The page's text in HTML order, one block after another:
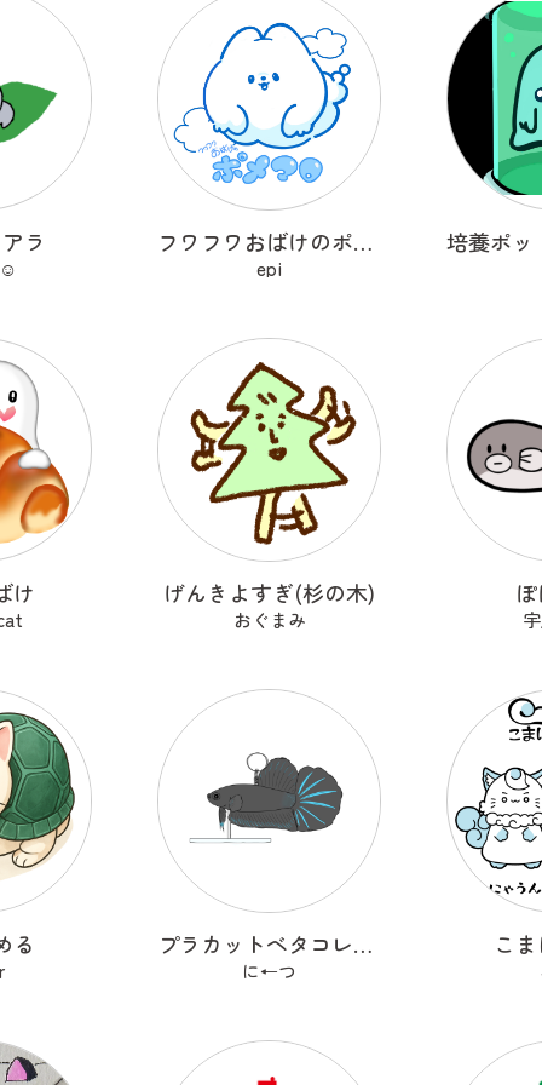
ラ フワフワおばけのポメマロ
epi
け げんきよすぎ(杉の木)
おぐまみ
る プラカットベタコレクションver.1
に←つ
こ